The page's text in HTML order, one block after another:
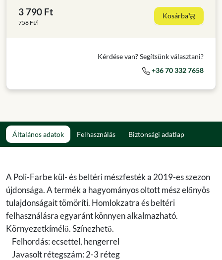
3 790 Ft
758 Ft/l
Kosárba
Kérdése van? Segítsünk választani?
+36 70 332 7658
Általános adatok Felhasználás Biztonsági adatlap
A Poli-Farbe kül- és beltéri mészfesték a 2019-es szezon
újdonsága. A termék a hagyományos oltott mész előnyös
tulajdonságait tömöríti. Homlokzatra és beltéri
felhasználásra egyaránt könnyen alkalmazható.
Környezetkímélő. Színezhető.
Felhordás: ecsettel, hengerrel
Javasolt rétegszám: 2-3 réteg